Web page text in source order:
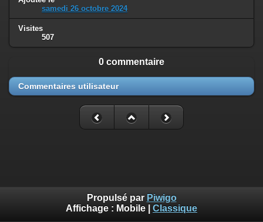
samedi 26 octobre 2024
Visites
507
0 commentaire
Commentaires utilisateur
Propulsé par Piwigo
Affichage : Mobile Classique